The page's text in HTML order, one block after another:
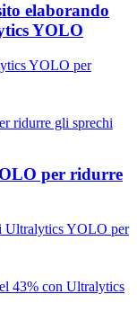
elaborando
YOLO
YOLO per
per ridurre
Ultralytics YOLO per